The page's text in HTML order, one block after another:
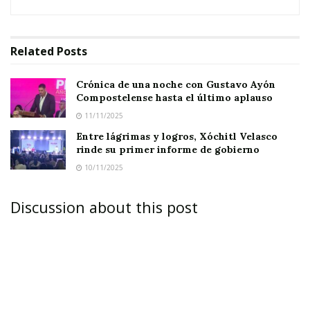
Geraldine Ponce.
Related Posts
Crónica de una noche con Gustavo Ayón
Compostelense hasta el último aplauso
11/11/2025
Entre lágrimas y logros, Xóchitl Velasco
rinde su primer informe de gobierno
10/11/2025
Discussion about this post